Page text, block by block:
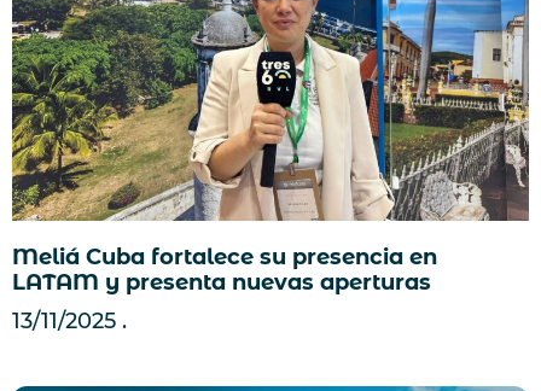
Meliá Cuba fortalece su presencia en
LATAM y presenta nuevas aperturas
13/11/2025